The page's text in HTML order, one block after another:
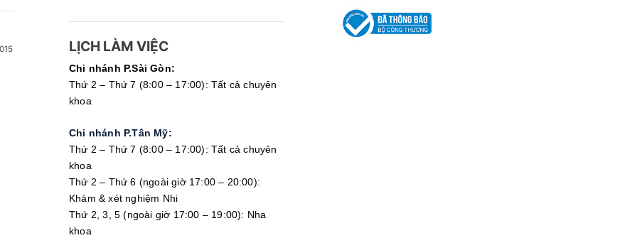
LỊCH LÀM VIỆC
Chi nhánh P.Sài Gòn:
Thứ 2 – Thứ 7 (8:00 – 17:00): Tất cả chuyên
khoa
Chi nhánh P.Tân Mỹ:
Thứ 2 – Thứ 7 (8:00 – 17:00): Tất cả chuyên
khoa
Thứ 2 – Thứ 6 (ngoài giờ 17:00 – 20:00):
Khám & xét nghiệm Nhi
Thứ 2, 3, 5 (ngoài giờ 17:00 – 19:00): Nha
khoa